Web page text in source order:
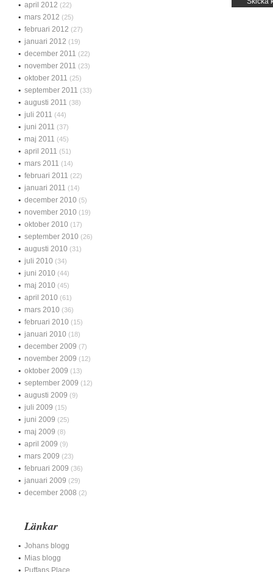
april 2012 (22)
mars 2012 (25)
februari 2012 (27)
januari 2012 (19)
december 2011 (22)
november 2011 (23)
oktober 2011 (25)
september 2011 (33)
augusti 2011 (38)
juli 2011 (44)
juni 2011 (37)
maj 2011 (45)
april 2011 (51)
mars 2011 (14)
februari 2011 (22)
januari 2011 (14)
december 2010 (5)
november 2010 (19)
oktober 2010 (17)
september 2010 (26)
augusti 2010 (31)
juli 2010 (34)
juni 2010 (44)
maj 2010 (45)
april 2010 (61)
mars 2010 (36)
februari 2010 (15)
januari 2010 (18)
december 2009 (7)
november 2009 (12)
oktober 2009 (13)
september 2009 (12)
augusti 2009 (9)
juli 2009 (15)
juni 2009 (25)
maj 2009 (8)
april 2009 (9)
mars 2009 (23)
februari 2009 (36)
januari 2009 (29)
december 2008 (2)
Länkar
Johans blogg
Mias blogg
Puffans Place